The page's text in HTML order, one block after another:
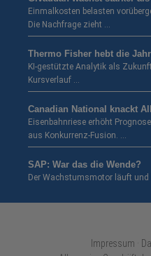
Einmalkosten belasten
Die Nachfrage zieht …
Thermo Fisher hebt die
KI-gestützte Analytik als
Kursverlauf …
Canadian National knackt
Eisenbahnriese erhöht
aus Konkurrenz-Fusion. …
SAP: War das die Wende?
Der Wachstumsmotor läuft
Impressum ·